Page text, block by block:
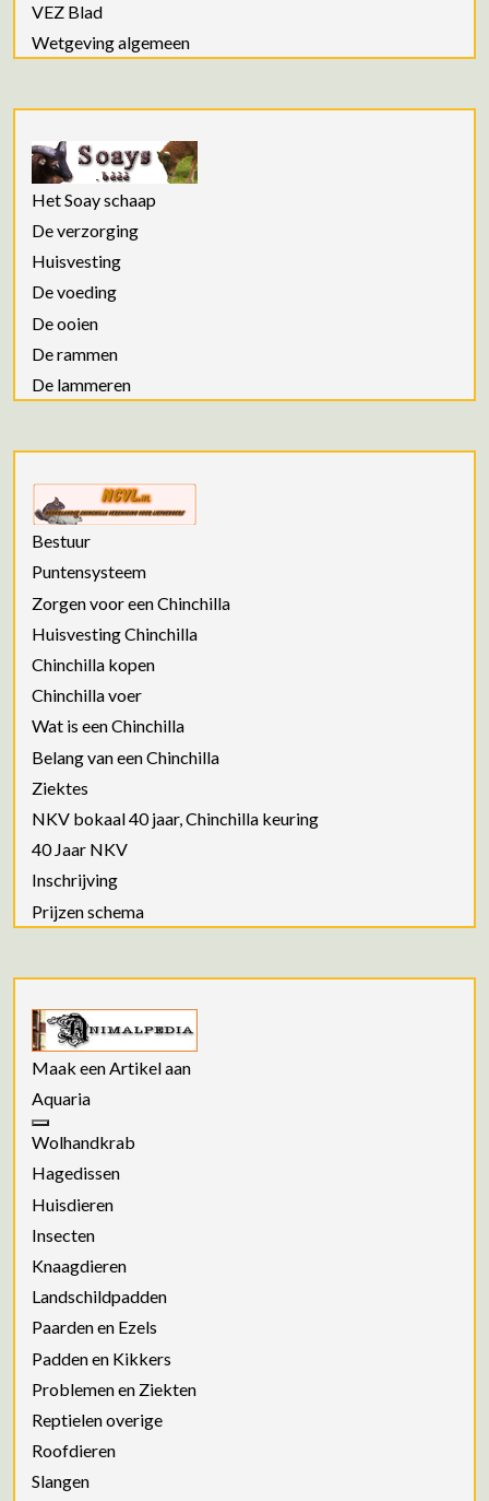
VEZ Blad
Wetgeving algemeen
Het Soay schaap
De verzorging
Huisvesting
De voeding
De ooien
De rammen
De lammeren
Bestuur
Puntensysteem
Zorgen voor een Chinchilla
Huisvesting Chinchilla
Chinchilla kopen
Chinchilla voer
Wat is een Chinchilla
Belang van een Chinchilla
Ziektes
NKV bokaal 40 jaar, Chinchilla keuring
40 Jaar NKV
Inschrijving
Prijzen schema
Maak een Artikel aan
Aquaria
Wolhandkrab
Hagedissen
Huisdieren
Insecten
Knaagdieren
Landschildpadden
Paarden en Ezels
Padden en Kikkers
Problemen en Ziekten
Reptielen overige
Roofdieren
Slangen